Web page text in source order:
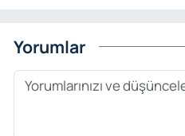
Yorumlar